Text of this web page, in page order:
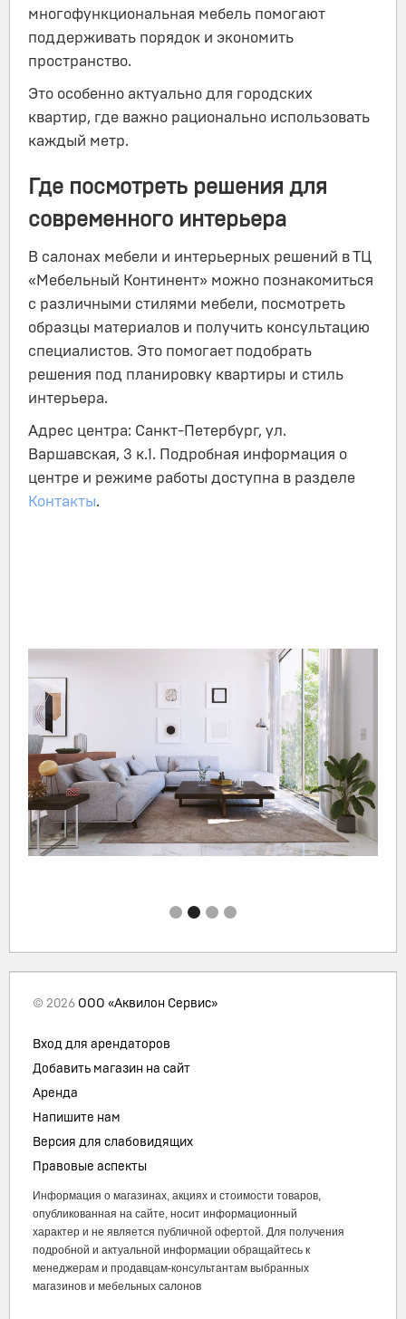
многофункциональная мебель помогают
поддерживать порядок и экономить
пространство.
Это особенно актуально для городских
квартир, где важно рационально использовать
каждый метр.
Где посмотреть решения для
современного интерьера
В салонах мебели и интерьерных решений в ТЦ
«Мебельный Континент» можно познакомиться
с различными стилями мебели, посмотреть
образцы материалов и получить консультацию
специалистов. Это помогает подобрать
решения под планировку квартиры и стиль
интерьера.
Адрес центра: Санкт-Петербург, ул.
Варшавская, 3 к.1. Подробная информация о
центре и режиме работы доступна в разделе
Контакты.
© 2026 ООО «Аквилон Сервис»
Вход для арендаторов
Добавить магазин на сайт
Аренда
Напишите нам
Версия для слабовидящих
Правовые аспекты
Информация о магазинах, акциях и стоимости товаров,
опубликованная на сайте, носит информационный
характер и не является публичной офертой. Для получения
подробной и актуальной информации обращайтесь к
менеджерам и продавцам-консультантам выбранных
магазинов и мебельных салонов